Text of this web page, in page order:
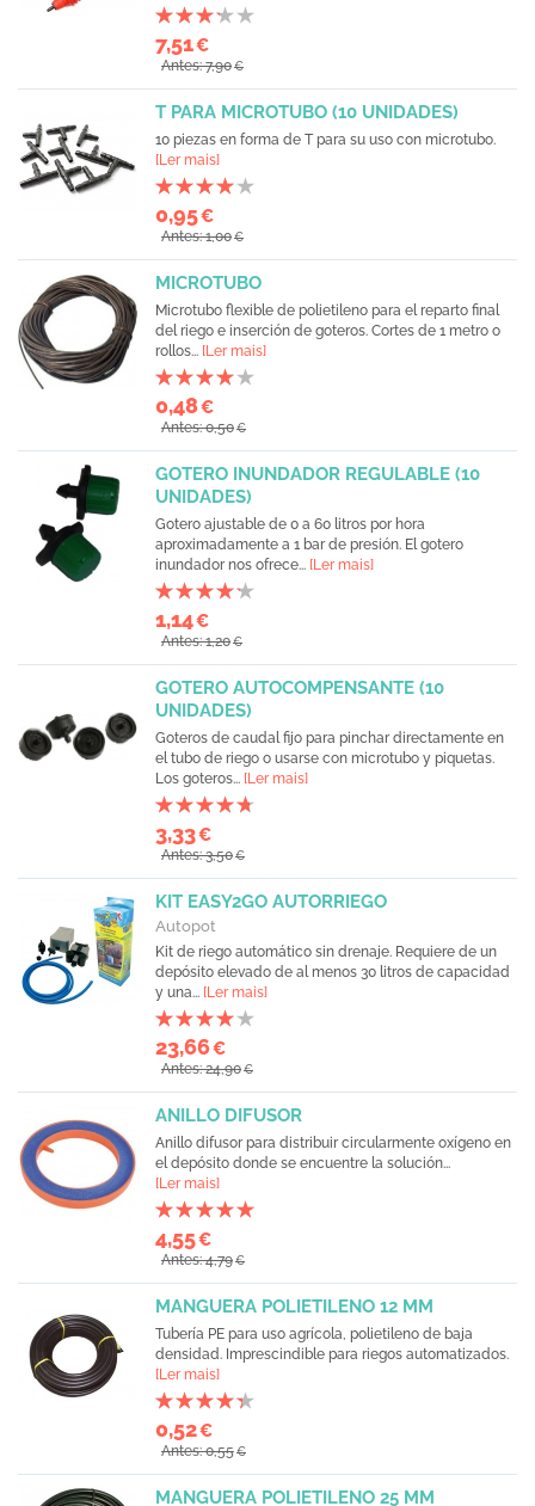
7,51€
Antes: 7,90€
T PARA MICROTUBO (10 UNIDADES)
10 piezas en forma de T para su uso con microtubo.
[Ler mais]
0,95€
Antes: 1,00€
MICROTUBO
Microtubo flexible de polietileno para el reparto final
del riego e inserción de goteros. Cortes de 1 metro o
rollos... [Ler mais]
0,48€
Antes: 0,50€
GOTERO INUNDADOR REGULABLE (10
UNIDADES)
Gotero ajustable de 0 a 60 litros por hora
aproximadamente a 1 bar de presión. El gotero
inundador nos ofrece... [Ler mais]
1,14€
Antes: 1,20€
GOTERO AUTOCOMPENSANTE (10
UNIDADES)
Goteros de caudal fijo para pinchar directamente en
el tubo de riego o usarse con microtubo y piquetas.
Los goteros... [Ler mais]
3,33€
Antes: 3,50€
KIT EASY2GO AUTORRIEGO
Autopot
Kit de riego automático sin drenaje. Requiere de un
depósito elevado de al menos 30 litros de capacidad
y una... [Ler mais]
23,66€
Antes: 24,90€
ANILLO DIFUSOR
Anillo difusor para distribuir circularmente oxígeno en
el depósito donde se encuentre la solución...
[Ler mais]
4,55€
Antes: 4,79€
MANGUERA POLIETILENO 12 MM
Tubería PE para uso agrícola, polietileno de baja
densidad. Imprescindible para riegos automatizados.
[Ler mais]
0,52€
Antes: 0,55€
MANGUERA POLIETILENO 25 MM